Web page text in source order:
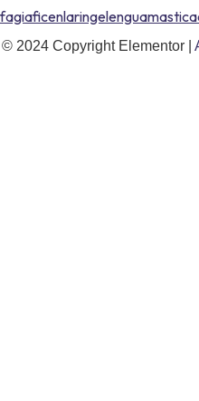
ficenlaringelengua
© 2024 Copyright Elementor |